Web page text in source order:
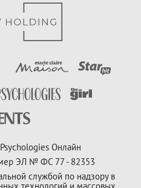
Онлайн
ЭЛ № ФС 77 - 82353
службой по надзору в
технологий и массовых